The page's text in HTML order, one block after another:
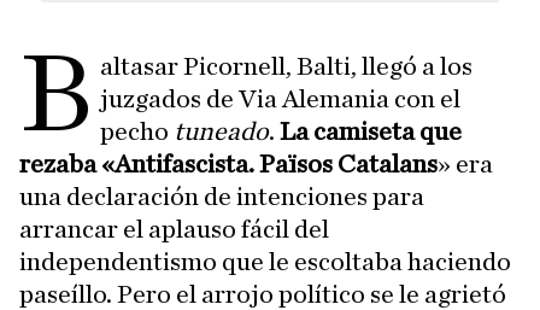
B altasar Picornell, Balti, llegó a los
juzgados de Via Alemania con el
pecho tuneado.La camiseta que
rezaba «Antifascista. Països Catalans» era
una declaración de intenciones para
arrancar el aplauso fácil del
independentismo que le escoltaba haciendo
paseíllo. Pero el arrojo político se le agrietó